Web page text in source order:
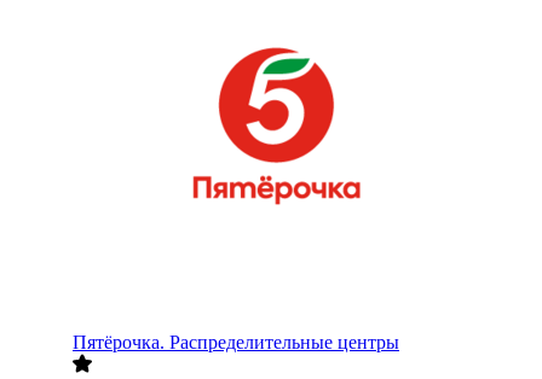
Пятёрочка. Распределительные центры